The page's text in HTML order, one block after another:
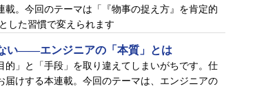
。今回のテーマは「『物事の捉え方』を肯定的
した習慣で変えられます
い――エンジニアの「本質」とは
的」と「手段」を取り違えてしまいがちです。仕
届けする本連載。今回のテーマは、エンジニアの